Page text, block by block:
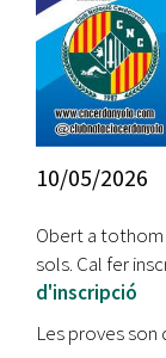
10/05/2026
Obert a tothom
sols. Cal fer
d'inscripció
Les proves son